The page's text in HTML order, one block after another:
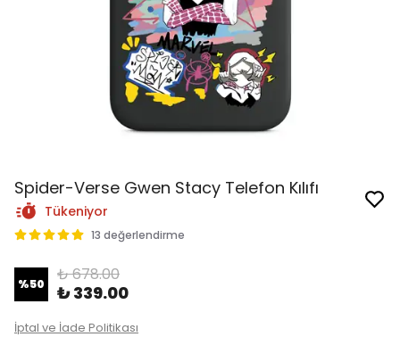
Spider-Verse Gwen Stacy Telefon Kılıfı
Tükeniyor
13 değerlendirme
%50 ₺ 678.00
₺ 339.00
İptal ve İade Politikası